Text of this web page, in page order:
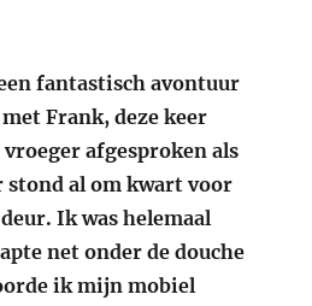
fantastisch avontuur
Frank, deze keer
afgesproken als
stond al om kwart voor
Ik was helemaal
net onder de douche
ik mijn mobiel